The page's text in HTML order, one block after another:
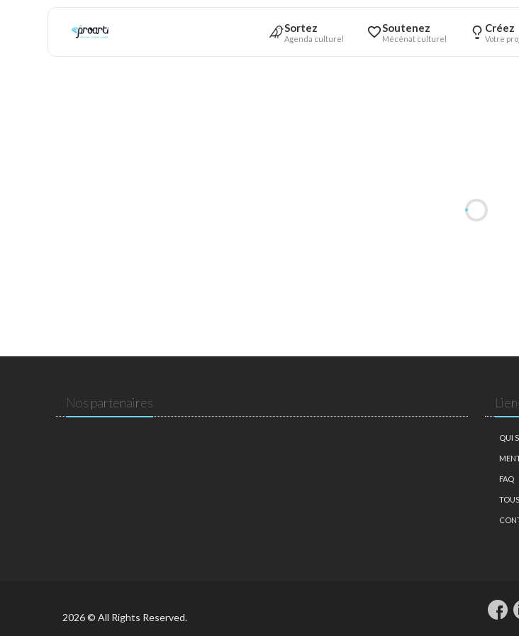
Sortez
Agenda culturel
Soutenez
Mécénat culturel
Créez
Votre
Nos partenaires
QUI
FAQ
2026 © All Rights Reserved.